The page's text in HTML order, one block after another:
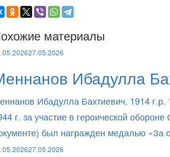
материалы
27.05.2026
Ибадулла
Ибадулла Бахтиевич, 1914
г. за участие в героической
был награжден медалью «За
27.05.2026